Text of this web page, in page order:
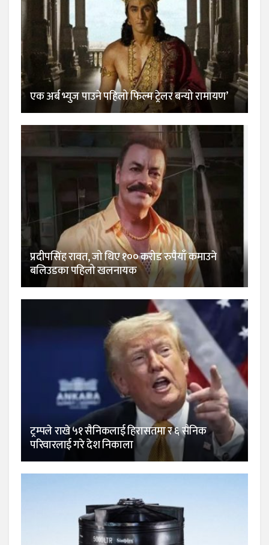
एक अर्ब भ्युज पाउने पहिलो फिल्म ट्रेलर बन्यो रामायण’
प्रदीपसिंह रावत, जो थिए १०० करोड रुपैयाँ कमाउने
बलिउडका पहिलो खलनायक
ट्रम्पले राखे ५१ सैनिकलाई हिरासतमा र ६ सैनिक
परिवारलाई गरे देश निकाला